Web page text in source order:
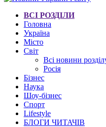
ВСІ РОЗДІЛИ
Головна
Україна
Місто
Світ
Всі новини
Росія
Бізнес
Наука
Шоу-бізнес
Спорт
Lifestyle
БЛОГИ ЧИТАЧІВ